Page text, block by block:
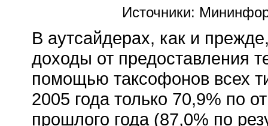
Источники:
В аутсайдерах, как и
доходы от предоставления
помощью таксофонов всех
2005 года только 70,9% по
прошлого года (87,0% по